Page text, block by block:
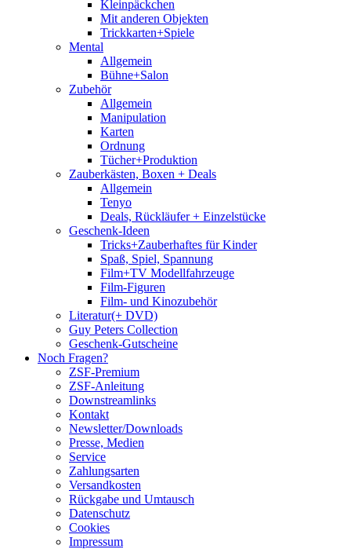
Kleinpäckchen
Mit anderen Objekten
Trickkarten+Spiele
Mental
Allgemein
Bühne+Salon
Zubehör
Allgemein
Manipulation
Karten
Ordnung
Tücher+Produktion
Zauberkästen, Boxen + Deals
Allgemein
Tenyo
Deals, Rückläufer + Einzelstücke
Geschenk-Ideen
Tricks+Zauberhaftes für Kinder
Spaß, Spiel, Spannung
Film+TV Modellfahrzeuge
Film-Figuren
Film- und Kinozubehör
Literatur(+ DVD)
Guy Peters Collection
Geschenk-Gutscheine
Noch Fragen?
ZSF-Premium
ZSF-Anleitung
Downstreamlinks
Kontakt
Newsletter/Downloads
Presse, Medien
Service
Zahlungsarten
Versandkosten
Rückgabe und Umtausch
Datenschutz
Cookies
Impressum